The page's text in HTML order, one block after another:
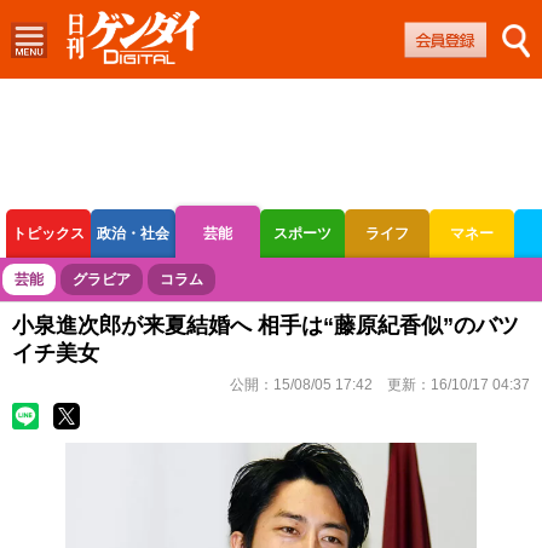
トピックス 政治・社会 芸能 スポーツ ライフ マネー
ボートレース 競輪 オートレース
芸能 グラビア コラム
小泉進次郎が来夏結婚へ 相手は“藤原紀香似”のバツ
イチ美女
公開： 15/08/05 17:42 更新： 16/10/17 04:37